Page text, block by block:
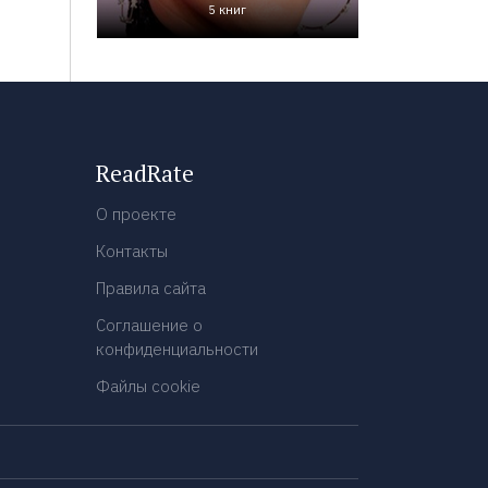
5 книг
ReadRate
О проекте
Контакты
Правила сайта
Соглашение о
конфиденциальности
Файлы cookie